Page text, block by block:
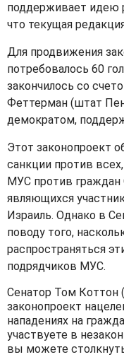
поддерживает идею
что текущая
Для продвижения
потребовалось 60
закончилось со
Феттерман (штат
демократом,
Этот законопроект
санкции против
МУС против
являющихся
Израиль. Однако в
поводу того,
распространяться
подрядчиков МУС.
Сенатор Том Коттон
законопроект
нападениях на
участвуете в
вы можете